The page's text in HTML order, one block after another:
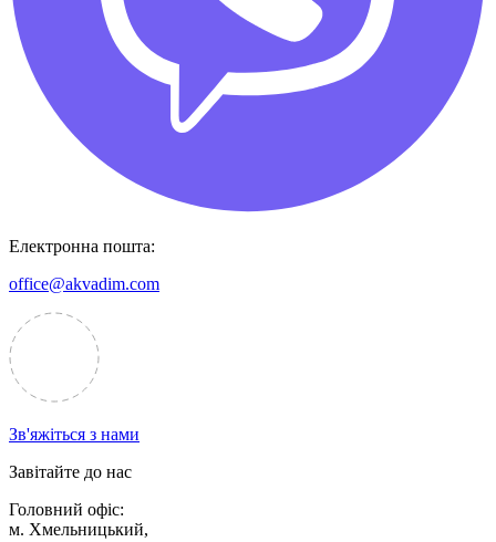
Електронна пошта:
office@akvadim.com
Зв'яжіться з нами
Завітайте до нас
Головний офіс:
м. Хмельницький,